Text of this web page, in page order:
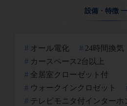
設備・特徴
オール電化
24時間換気
カースペース2台以上
全居室クローゼット付
ウォークインクロゼット
テレビモニタ付インターホ